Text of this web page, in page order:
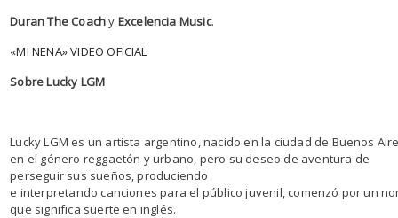
Duran The Coachy Excelencia Music.
«MI NENA» VIDEO OFICIAL
Sobre Lucky LGM
Lucky LGM es un artista argentino, nacido en la ciudad de Buenos
en el género reggaetón y urbano, pero su deseo de aventura de
perseguir sus sueños, produciendo
e interpretando canciones para el público juvenil, comenzó por un
que significa suerte en inglés.